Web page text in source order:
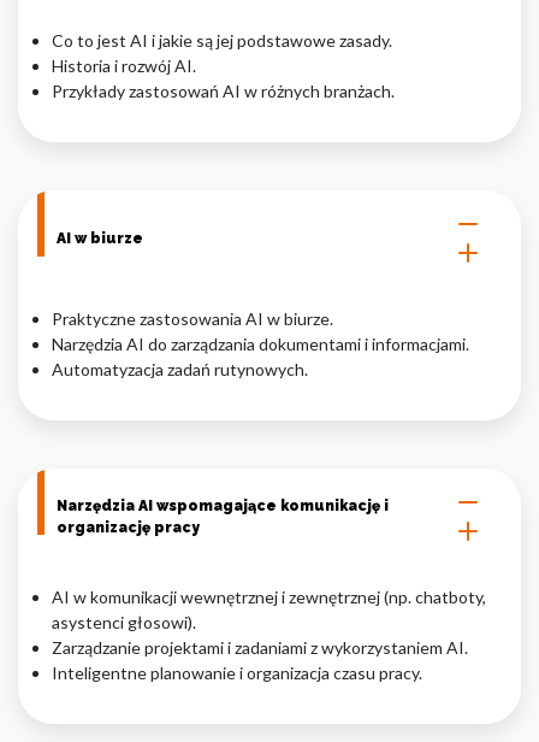
Co to jest AI i jakie są jej podstawowe zasady.
Historia i rozwój AI.
Przykłady zastosowań AI w różnych branżach.
AI w biurze
Praktyczne zastosowania AI w biurze.
Narzędzia AI do zarządzania dokumentami i informacjami.
Automatyzacja zadań rutynowych.
Narzędzia AI wspomagające komunikację i
organizację pracy
AI w komunikacji wewnętrznej i zewnętrznej (np. chatboty,
asystenci głosowi).
Zarządzanie projektami i zadaniami z wykorzystaniem AI.
Inteligentne planowanie i organizacja czasu pracy.
Nieklasyfikowane pliki cookie, to pliki, które są w procesie
klasyfikowania, wraz z dostawcami poszczególnych ciasteczek.